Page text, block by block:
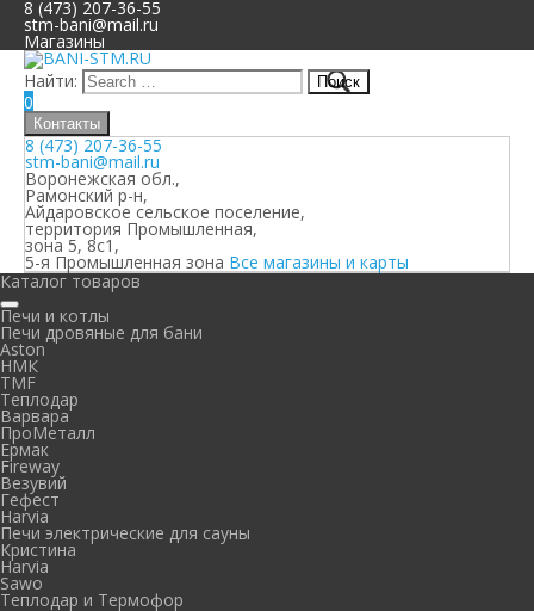
8 (473) 207-36-55
stm-bani@mail.ru
Магазины
Найти:
0
Контакты
8 (473) 207-36-55
stm-bani@mail.ru
Воронежская обл.,
Рамонский р-н,
Айдаровское сельское поселение,
территория Промышленная,
зона 5, 8с1,
5-я Промышленная зона Все магазины и карты
Каталог товаров
Печи и котлы
Печи дровяные для бани
Aston
НМК
TMF
Теплодар
Варвара
ПроМеталл
Ермак
Fireway
Везувий
Гефест
Harvia
Печи электрические для сауны
Кристина
Harvia
Sawo
Теплодар и Термофор